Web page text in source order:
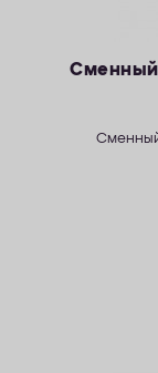
Сменный